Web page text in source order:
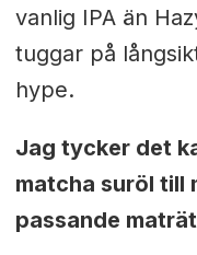
vanlig IPA än
tuggar på
hype.
Jag tycker det
matcha suröl till
passande